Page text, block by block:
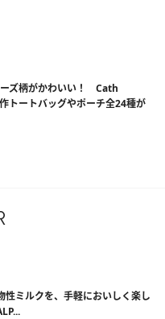
ーズ柄がかわいい！ Cath
トートバッグやポーチ全24種が
性ミルクを、手軽においしく楽し